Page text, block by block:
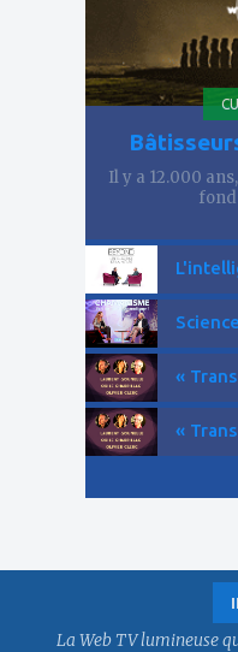
Il y a 12.000
«
«
La Web TV lumineuse